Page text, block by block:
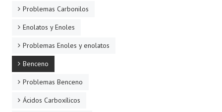
Problemas Carbonilos
Enolatos y Enoles
Problemas Enoles y enolatos
Benceno
Problemas Benceno
Ácidos Carboxílicos